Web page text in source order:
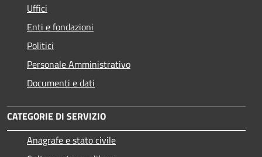
Uffici
Enti e fondazioni
Politici
Personale Amministrativo
Documenti e dati
CATEGORIE DI SERVIZIO
Anagrafe e stato civile